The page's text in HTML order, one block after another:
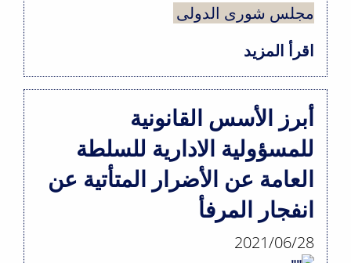
مجلس شورى الدولى
اقرأ المزيد
اقامة
مسؤولية
السلطة
العامة
عن
الأضرار
المتأتية
أبرز الأسس القانونية
للمسؤولية الادارية للسلطة
العامة عن الأضرار المتأتية عن
انفجار المرفأ
2021/06/28